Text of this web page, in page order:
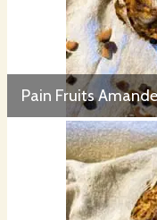
Pain Fruits